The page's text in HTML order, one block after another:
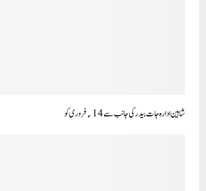
شاہین ادارہ جات بیدر کی جانب سے 14؍فروری کو